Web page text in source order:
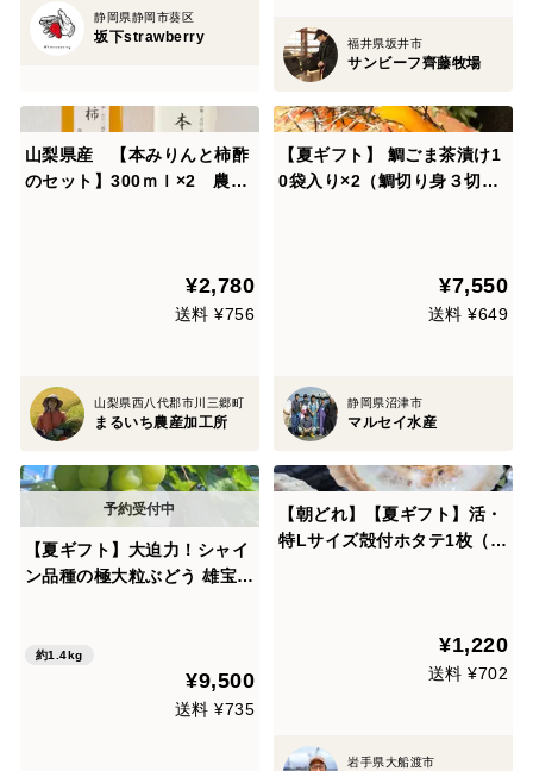
静岡県静岡市葵区
坂下strawberry 福井県坂井市
サンビーフ齊藤牧場
山梨県産 【本みりんと柿酢
のセット】300ｍｌ×2 農
¥2,780
送料 ¥756
山梨県西八代郡市川三郷町
まるいち農産加工所
【夏ギフト】 鯛ごま茶漬け1
0袋入り×2（鯛切り身３切れ/
¥7,550
送料 ¥649
静岡県沼津市
マルセイ水産
【夏ギフト】大迫力！シャイ
ン品種の極大粒ぶどう 雄宝2
約1.4kg
¥9,500
送料 ¥735
【朝どれ】【夏ギフト】活・
特Lサイズ殻付ホタテ1枚（殻
¥1,220
送料 ¥702
岩手県大船渡市